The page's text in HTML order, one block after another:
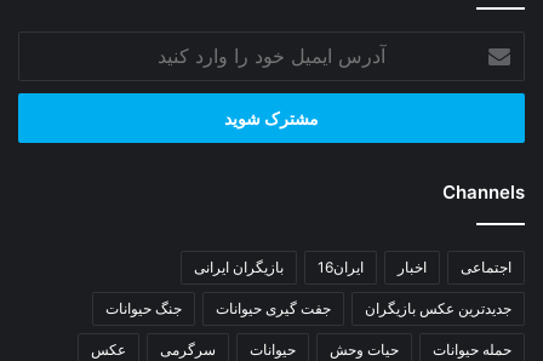
آدرس
ایمیل
خود
وارد
Channels
اجتماعی اخبار ایران16 بازیگران ایرانی
جدیدترین عکس بازیگران جفت گیری حیوانات جنگ حیوانات
حمله حیوانات حیات وحش حیوانات سرگرمی عکس